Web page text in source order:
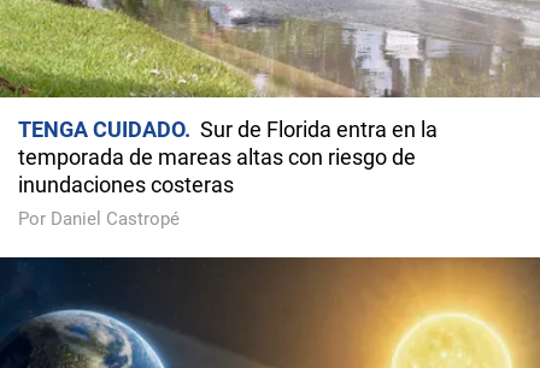
TENGA CUIDADO
Sur de Florida entra en la
temporada de mareas altas con riesgo de
inundaciones costeras
Por Daniel Castropé